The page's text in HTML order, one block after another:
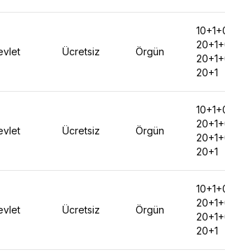
Ücretsiz Örgün
20+1
Ücretsiz Örgün
20+1
Ücretsiz Örgün
20+1